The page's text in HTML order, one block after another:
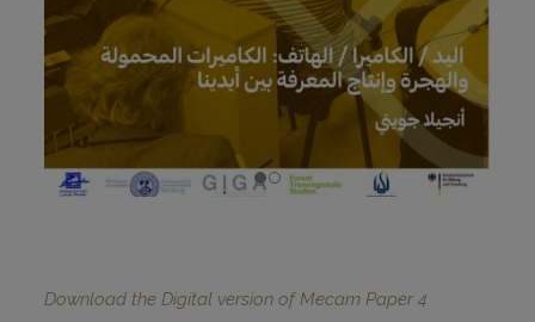
Download the Digital version of Mecam Paper 4